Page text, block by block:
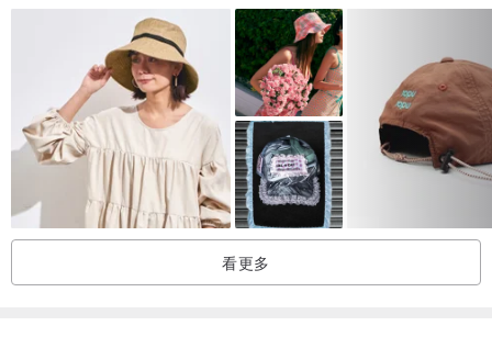
看更多